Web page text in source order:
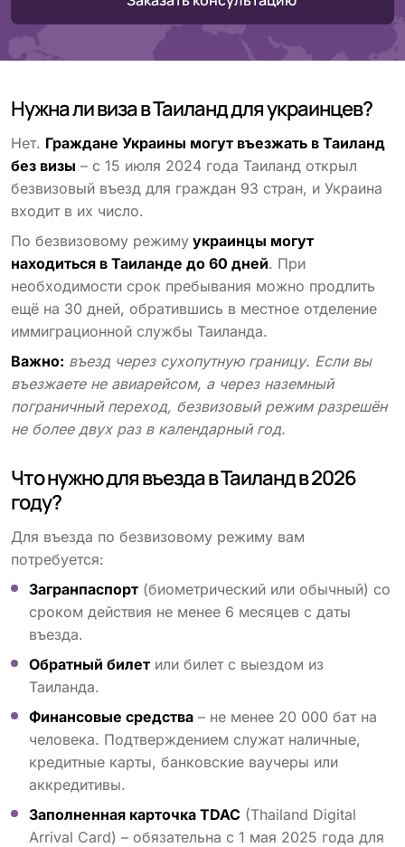
Нужна ли виза в Таиланд для украинцев?
Нет. Граждане Украины могут въезжать в Таиланд
без визы – с 15 июля 2024 года Таиланд открыл
безвизовый въезд для граждан 93 стран, и Украина
входит в их число.
По безвизовому режиму украинцы могут
находиться в Таиланде до 60 дней. При
необходимости срок пребывания можно продлить
ещё на 30 дней, обратившись в местное отделение
иммиграционной службы Таиланда.
Важно: въезд через сухопутную границу. Если вы
въезжаете не авиарейсом, а через наземный
пограничный переход, безвизовый режим разрешён
не более двух раз в календарный год.
Что нужно для въезда в Таиланд в 2026
году?
Для въезда по безвизовому режиму вам
потребуется:
Загранпаспорт (биометрический или обычный) со
сроком действия не менее 6 месяцев с даты
въезда.
Обратный билет или билет с выездом из
Таиланда.
Финансовые средства – не менее 20 000 бат на
человека. Подтверждением служат наличные,
кредитные карты, банковские ваучеры или
аккредитивы.
Заполненная карточка TDAC (Thailand Digital
Arrival Card) – обязательна с 1 мая 2025 года для